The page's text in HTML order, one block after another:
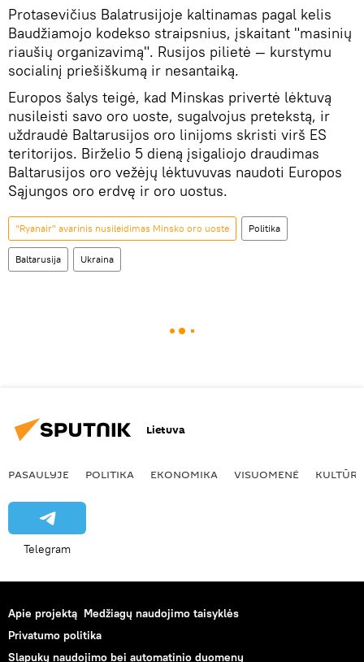
Protasevičius Balatrusijoje kaltinamas pagal kelis
Baudžiamojo kodekso straipsnius, įskaitant "masinių
riaušių organizavimą". Rusijos pilietė — kurstymu
socialinį priešiškumą ir nesantaiką.
Europos šalys teigė, kad Minskas privertė lėktuvą
nusileisti savo oro uoste, sugalvojus pretekstą, ir
uždraudė Baltarusijos oro linijoms skristi virš ES
teritorijos. Birželio 5 dieną įsigaliojo draudimas
Baltarusijos oro vežėjų lėktuvuvas naudoti Europos
Sąjungos oro erdvę ir oro uostus.
"Ryanair" avarinis nusileidimas Minsko oro uoste Politika
Baltarusija Ukraina
Lietuva
PASAULYJE POLITIKA EKONOMIKA VISUOMENĖ KULTŪRA
Telegram
Apie projektą Medžiagų naudojimo taisyklės
Privatumo politika
Slapukų naudojimo bei automatinio duomenų